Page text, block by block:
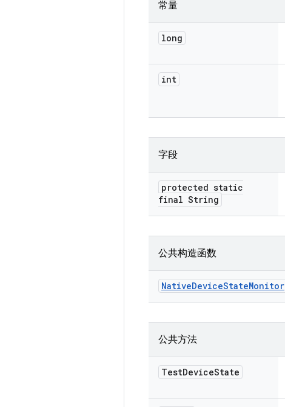
常量
long
int
字段
protected static
final String
公共构造函数
NativeDeviceStateMonitor
公共方法
TestDeviceState